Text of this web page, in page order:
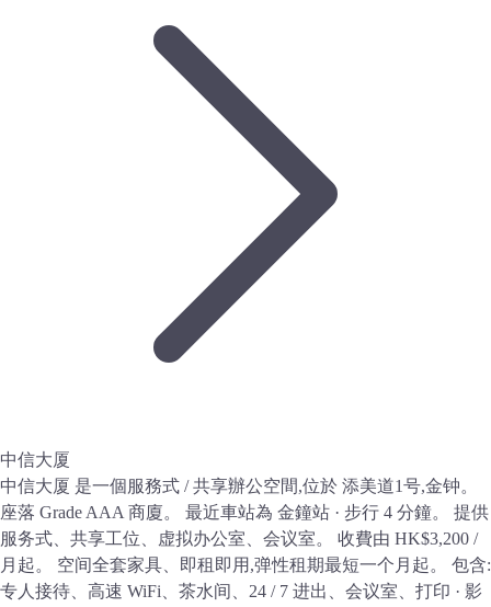
中信大厦
中信大厦 是一個服務式 / 共享辦公空間,位於 添美道1号,金钟。
座落 Grade AAA 商廈。 最近車站為 金鐘站 · 步行 4 分鐘。 提供
服务式、共享工位、虚拟办公室、会议室。 收費由 HK$3,200 /
月起。 空间全套家具、即租即用,弹性租期最短一个月起。 包含:
专人接待、高速 WiFi、茶水间、24 / 7 进出、会议室、打印 · 影